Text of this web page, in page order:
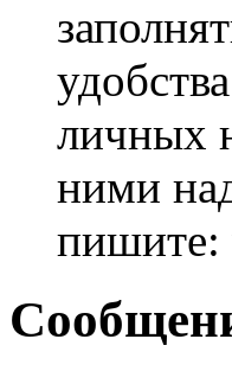
личных
ними
пишите: